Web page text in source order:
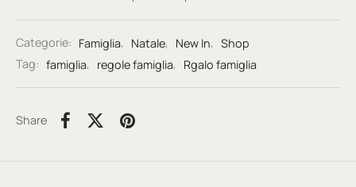
Categorie: Famiglia, Natale, New In, Shop
Tag: famiglia, regole famiglia, Rgalo famiglia
Share